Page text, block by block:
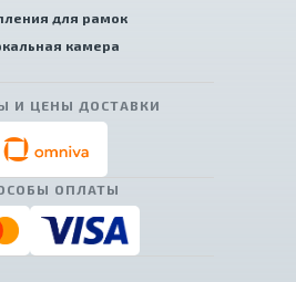
для рамок
камера
И ЦЕНЫ ДОСТАВКИ
ОПЛАТЫ